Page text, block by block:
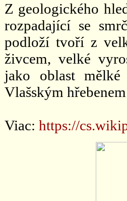
Z geologického
rozpadající se
podloží tvoří z
živcem, velké
jako oblast
Vlašským
Viac: https://